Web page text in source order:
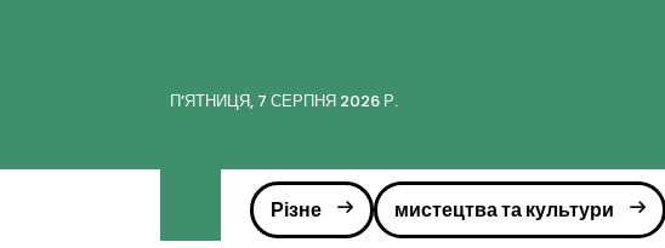
ПʼЯТНИЦЯ, 7 СЕРПНЯ 2026 Р.
Різне мистецтва та культури